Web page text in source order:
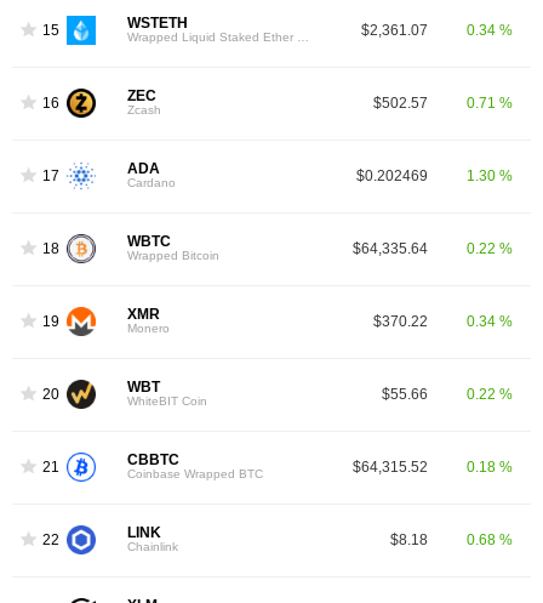
15 WSTETH $2,361.07 0.34 %
16 ZEC
Zcash $502.57 0.71 %
17 ADA
Cardano $0.202469 1.30 %
18 WBTC
Wrapped Bitcoin $64,335.64 0.22 %
19 XMR
Monero $370.22 0.34 %
20 WBT
WhiteBIT Coin $55.66 0.22 %
21 CBBTC
Coinbase Wrapped BTC $64,315.52 0.18 %
22 LINK
Chainlink $8.18 0.68 %